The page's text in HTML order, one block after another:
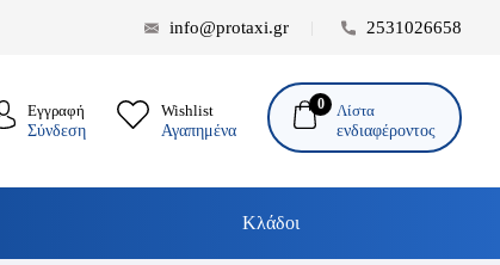
info@protaxi.gr 2531026658
Εγγραφή
Σύνδεση
Wishlist
Αγαπημένα
0
Λίστα
ενδιαφέροντος
Κλάδοι